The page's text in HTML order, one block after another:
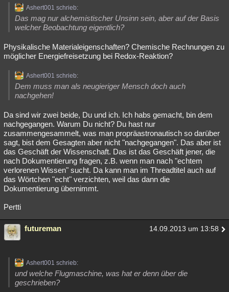
Ashert001 schrieb:
Das mag nur alchemistischer Unsinn sein, aber auf der Basis
welcher Beobachtung eigentlich?
Physikalische Materialeigenschaften? Chemische Rechnungen zu
möglicher Energiefreisetzung bei Redox-Reaktion?
Ashert001 schrieb:
Dem muss man als neugieriger Mensch doch auch
nachgehen!
Da sind wir zwei beide, Du und ich. Ich habs gemacht, bin dem
nachgegangen. Warum Du nicht? Du hast nur
zusammengesammelt, was man propräastronautisch so darüber
sagt, bist dem Gesagten aber nicht "nachgegangen". Das aber ist
das Geschäft der Wissenschaft. Das ist das Geschäft jener, die
nach Dokumentierung fragen, z.B. wenn man nach "echtem
verlorenen Wissen" sucht. Da kann man im Threadtitel auch auf
das Wörtchen "echt" verzichten, weil das dann die
Dokumentierung übernimmt.
Pertti
futureman 14.09.2013 um 13:58
Ashert001 schrieb:
und welche Flugmaschine, was hat er denn über die
geschrieben?